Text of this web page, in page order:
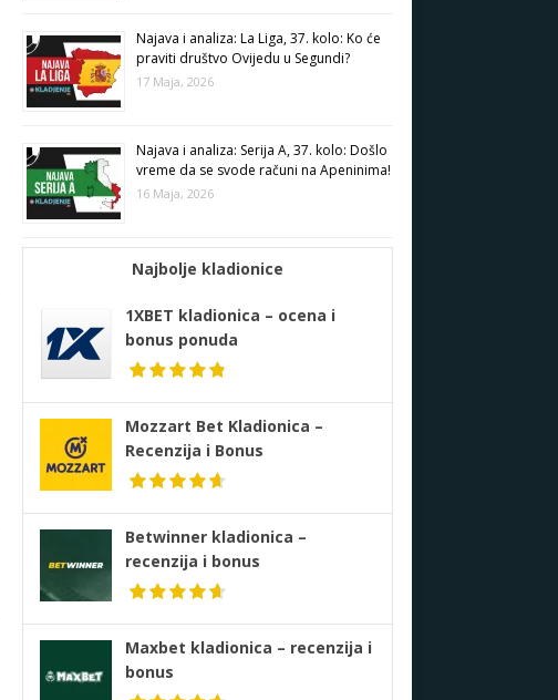
Najava i analiza: La Liga, 37. kolo: Ko će
praviti društvo Ovijedu u Segundi?
17 Maja, 2026
Najava i analiza: Serija A, 37. kolo: Došlo
vreme da se svode računi na Apeninima!
16 Maja, 2026
Najbolje kladionice
1XBET kladionica – ocena i
bonus ponuda
Mozzart Bet Kladionica –
Recenzija i Bonus
Betwinner kladionica –
recenzija i bonus
Maxbet kladionica – recenzija i
bonus